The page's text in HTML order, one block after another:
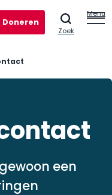
Doneren
Zoek
Menu
een